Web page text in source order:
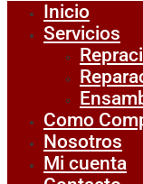
Inicio
Servicios
Como
Nosotros
Mi cuenta